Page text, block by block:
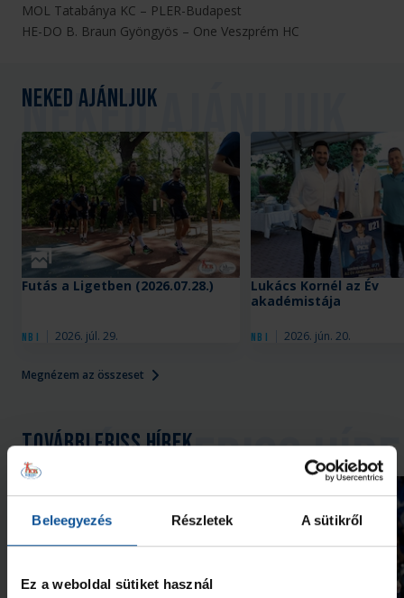
Beleegyezés Részletek A sütikről
Ez a weboldal sütiket használ
MOL Tatabánya KC – PLER-Budapest
HE-DO B. Braun Gyöngyös – One Veszprém HC
Neked ajánljuk
Megnézem az összeset
Galéria
NB I 2026. júl. 29.
Futás a Ligetben (2026.07.28.)
NB I 2026. jún. 20.
Lukács Kornél az Év
akadémistája
További friss hírek